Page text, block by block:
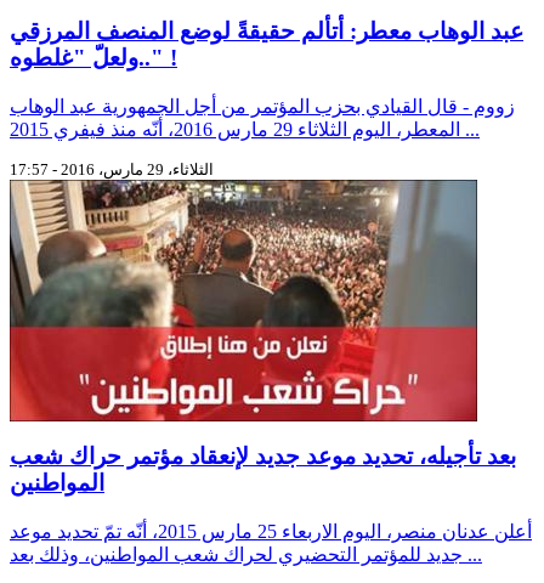
عبد الوهاب معطر: أتألم حقيقةً لوضع المنصف المرزقي
..ولعلّ "غلطوه" !
زووم - قال القيادي بحزب المؤتمر من أجل الجمهورية عبد الوهاب
المعطر، اليوم الثلاثاء 29 مارس 2016، أنّه منذ فيفري 2015 ...
الثلاثاء، 29 مارس، 2016 - 17:57
بعد تأجيله، تحديد موعد جديد لإنعقاد مؤتمر حراك شعب
المواطنين
أعلن عدنان منصر، اليوم الاربعاء 25 مارس 2015، أنّه تمّ تحديد موعد
جديد للمؤتمر التحضيري لحراك شعب المواطنين، وذلك بعد ...